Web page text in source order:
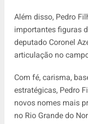
Além disso, Pedro
importantes figuras
deputado Coronel
articulação no
Com fé, carisma,
estratégicas, Pedro
novos nomes mais
no Rio Grande do